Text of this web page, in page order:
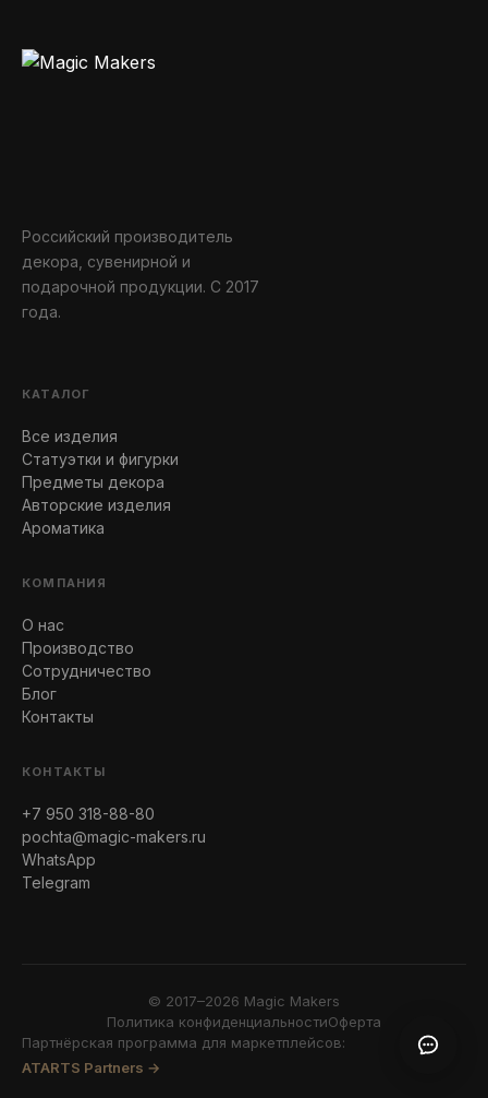
Российский производитель
декора, сувенирной и
подарочной продукции. С 2017
года.
КАТАЛОГ
Все изделия
Статуэтки и фигурки
Предметы декора
Авторские изделия
Ароматика
КОМПАНИЯ
О нас
Производство
Сотрудничество
Блог
Контакты
КОНТАКТЫ
+7 950 318-88-80
pochta@magic-makers.ru
WhatsApp
Telegram
© 2017–2026 Magic Makers
Политика конфиденциальностиОферта
Партнёрская программа для маркетплейсов:
ATARTS Partners →